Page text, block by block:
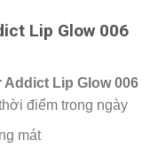
Lip Glow 006
Lip Glow 006
điểm trong ngày
mát